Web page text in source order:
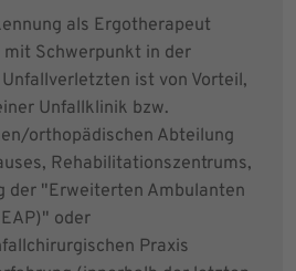
als Ergotherapeut
Schwerpunkt in der
ist von Vorteil,
Unfallklinik bzw.
orthopädischen Abteilung
Rehabilitationszentrums,
der "Erweiterten Ambulanten
oder
Praxis